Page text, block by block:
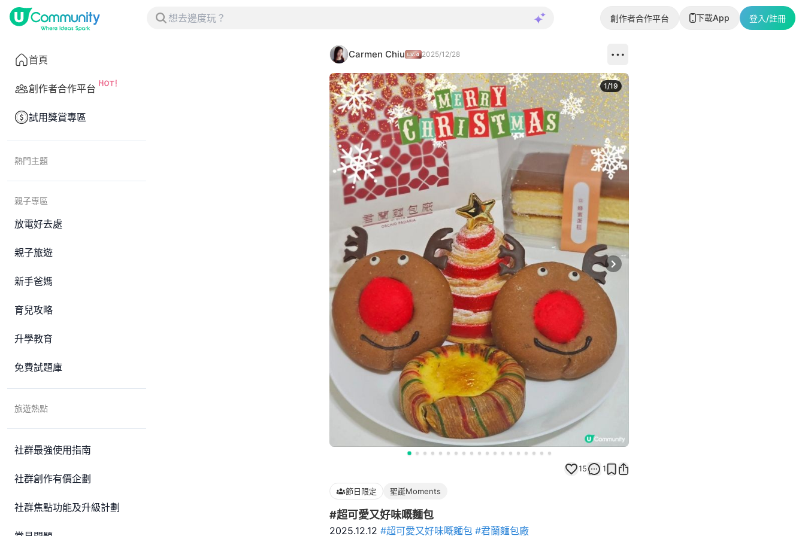
創作者合作平台 下載App 登入/註冊
首頁
創作者合作平台
試用獎賞專區
熱門主題
親子專區
放電好去處
親子旅遊
新手爸媽
育兒攻略
升學教育
免費試題庫
旅遊熱點
社群最強使用指南
社群創作有價企劃
社群焦點功能及升級計劃
Carmen Chiu 2025/12/28
Next slide
1/19
15 1
節日限定 聖誕Moments
#超可愛又好味嘅麵包
2025.12.12 #超可愛又好味嘅麵包 #君蘭麵包廠